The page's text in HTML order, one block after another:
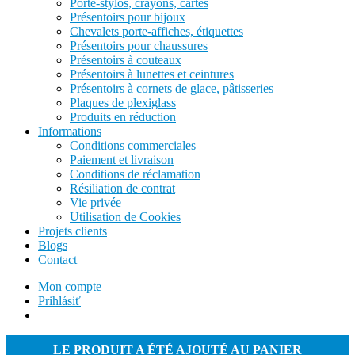
Porte-stylos, crayons, cartes
Présentoirs pour bijoux
Chevalets porte-affiches, étiquettes
Présentoirs pour chaussures
Présentoirs à couteaux
Présentoirs à lunettes et ceintures
Présentoirs à cornets de glace, pâtisseries
Plaques de plexiglass
Produits en réduction
Informations
Conditions commerciales
Paiement et livraison
Conditions de réclamation
Résiliation de contrat
Vie privée
Utilisation de Cookies
Projets clients
Blogs
Contact
Mon compte
Prihlásiť
LE PRODUIT A ÉTÉ AJOUTÉ AU PANIER